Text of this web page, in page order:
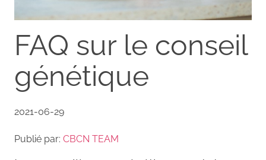
FAQ sur le conseil
génétique
2021-06-29
Publié par: CBCN TEAM